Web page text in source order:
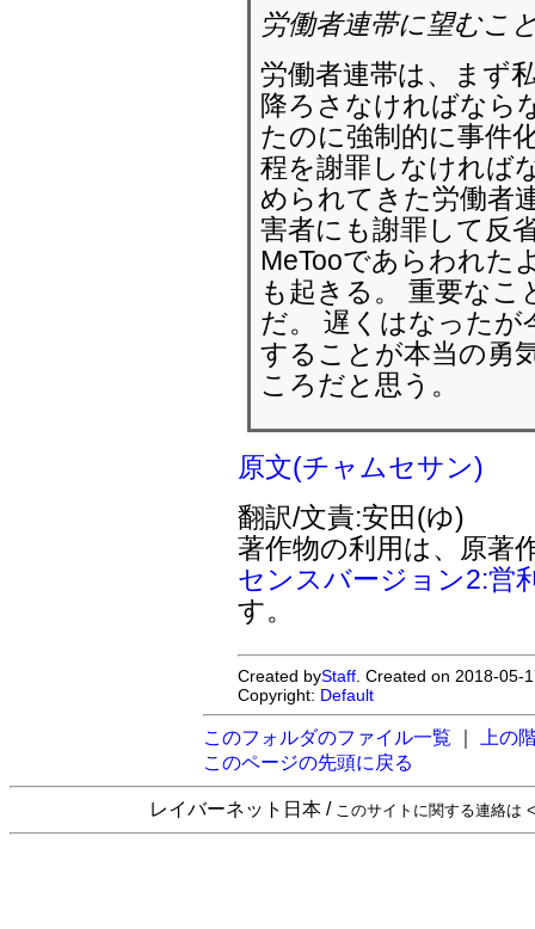
労働者連帯に望むこ
労働者連帯は、まず
降ろさなければなら
たのに強制的に事件
程を謝罪しなければ
められてきた労働者
害者にも謝罪して反
MeTooであらわれた
も起きる。 重要な
だ。 遅くはなったが
することが本当の勇
ころだと思う。
原文(チャムセサン)
翻訳/文責:安田(ゆ)
著作物の利用は、原著
センスバージョン2:営
す。
Created byStaff. Created on 2018-05-
Copyright: Default
このフォルダのファイル一覧
上の
このページの先頭に戻る
レイバーネット日本 / このサイトに関する連絡は